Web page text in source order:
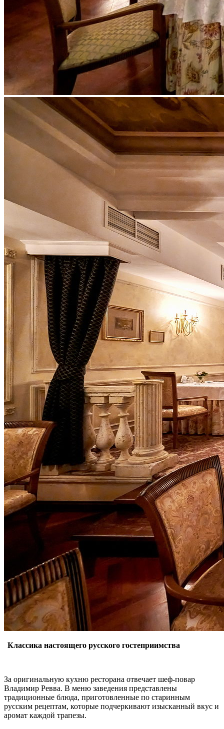
Классика настоящего русского гостеприимства
За оригинальную кухню ресторана отвечает шеф-повар
Владимир Ревва. В меню заведения представлены
традиционные блюда, приготовленные по старинным
русским рецептам, которые подчеркивают изысканный вкус и
аромат каждой трапезы.